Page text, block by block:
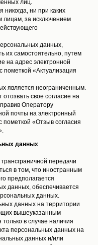
лиц.
ни при каких
лицам, за исключением
данных,
их самостоятельно, путем
на адрес электронной
пометкой «Актуализация
является неограниченным.
свое согласие на
Оператору
почты на электронный
«Отзыв согласия
данных
передачи
в том, что иностранным
предполагается
данных, обеспечивается
данных.
данных на территории
вышеуказанным
в случае наличия
персональных данных на
данных и/или